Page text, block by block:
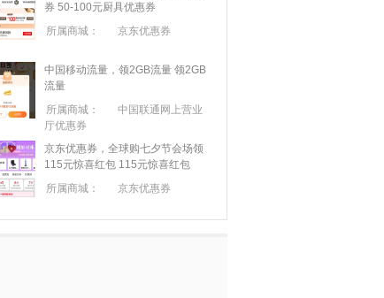
券 50-100元厨具优惠券
所属商城：
京东优惠券
中国移动流量，领2GB流量 领2GB
流量
所属商城：
中国联通网上营业
厅优惠券
京东优惠券，全球购七夕节会场领
115元惊喜红包 115元惊喜红包
所属商城：
京东优惠券